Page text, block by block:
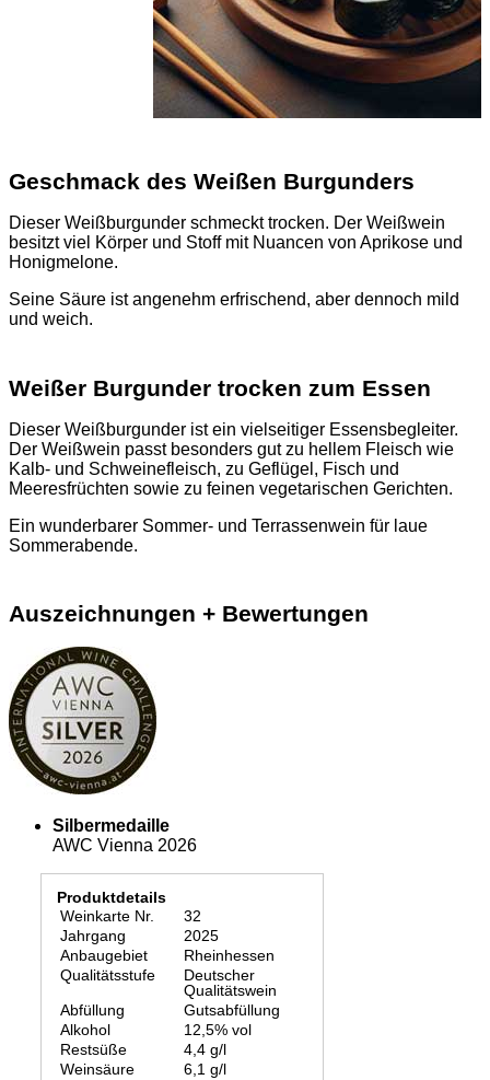
Geschmack des Weißen Burgunders
Dieser Weißburgunder schmeckt trocken. Der Weißwein
besitzt viel Körper und Stoff mit Nuancen von Aprikose und
Honigmelone.
Seine Säure ist angenehm erfrischend, aber dennoch mild
und weich.
Weißer Burgunder trocken zum Essen
Dieser Weißburgunder ist ein vielseitiger Essensbegleiter.
Der Weißwein passt besonders gut zu hellem Fleisch wie
Kalb- und Schweinefleisch, zu Geflügel, Fisch und
Meeresfrüchten sowie zu feinen vegetarischen Gerichten.
Ein wunderbarer Sommer- und Terrassenwein für laue
Sommerabende.
Auszeichnungen + Bewertungen
Silbermedaille
AWC Vienna 2026
Produktdetails
Weinkarte Nr.
32
Jahrgang
2025
Anbaugebiet
Rheinhessen
Qualitätsstufe
Deutscher
Qualitätswein
Abfüllung
Gutsabfüllung
Alkohol
12,5% vol
Restsüße
4,4 g/l
Weinsäure
6,1 g/l